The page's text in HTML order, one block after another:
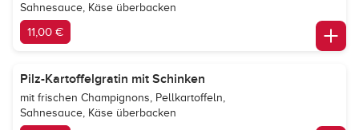
Sahnesauce, Käse überbacken
11,00 €
Pilz-Kartoffelgratin mit Schinken
mit frischen Champignons, Pellkartoffeln,
Sahnesauce, Käse überbacken